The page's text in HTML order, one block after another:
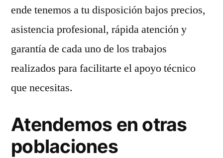
ende tenemos a tu disposición bajos precios,
asistencia profesional, rápida atención y
garantía de cada uno de los trabajos
realizados para facilitarte el apoyo técnico
que necesitas.
Atendemos en otras
poblaciones